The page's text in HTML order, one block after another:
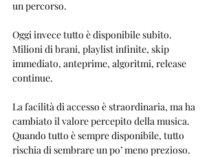
un percorso.
Oggi invece tutto è disponibile subito.
Milioni di brani, playlist infinite, skip
immediato, anteprime, algoritmi, release
continue.
La facilità di accesso è straordinaria, ma ha
cambiato il valore percepito della musica.
Quando tutto è sempre disponibile, tutto
rischia di sembrare un po’ meno prezioso.